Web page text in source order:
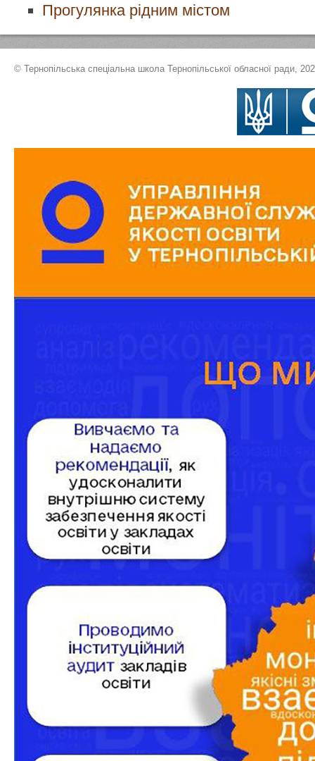
Прогулянка рідним містом
© Тернопільська спеціальна школа Тернопільської обласної ради,